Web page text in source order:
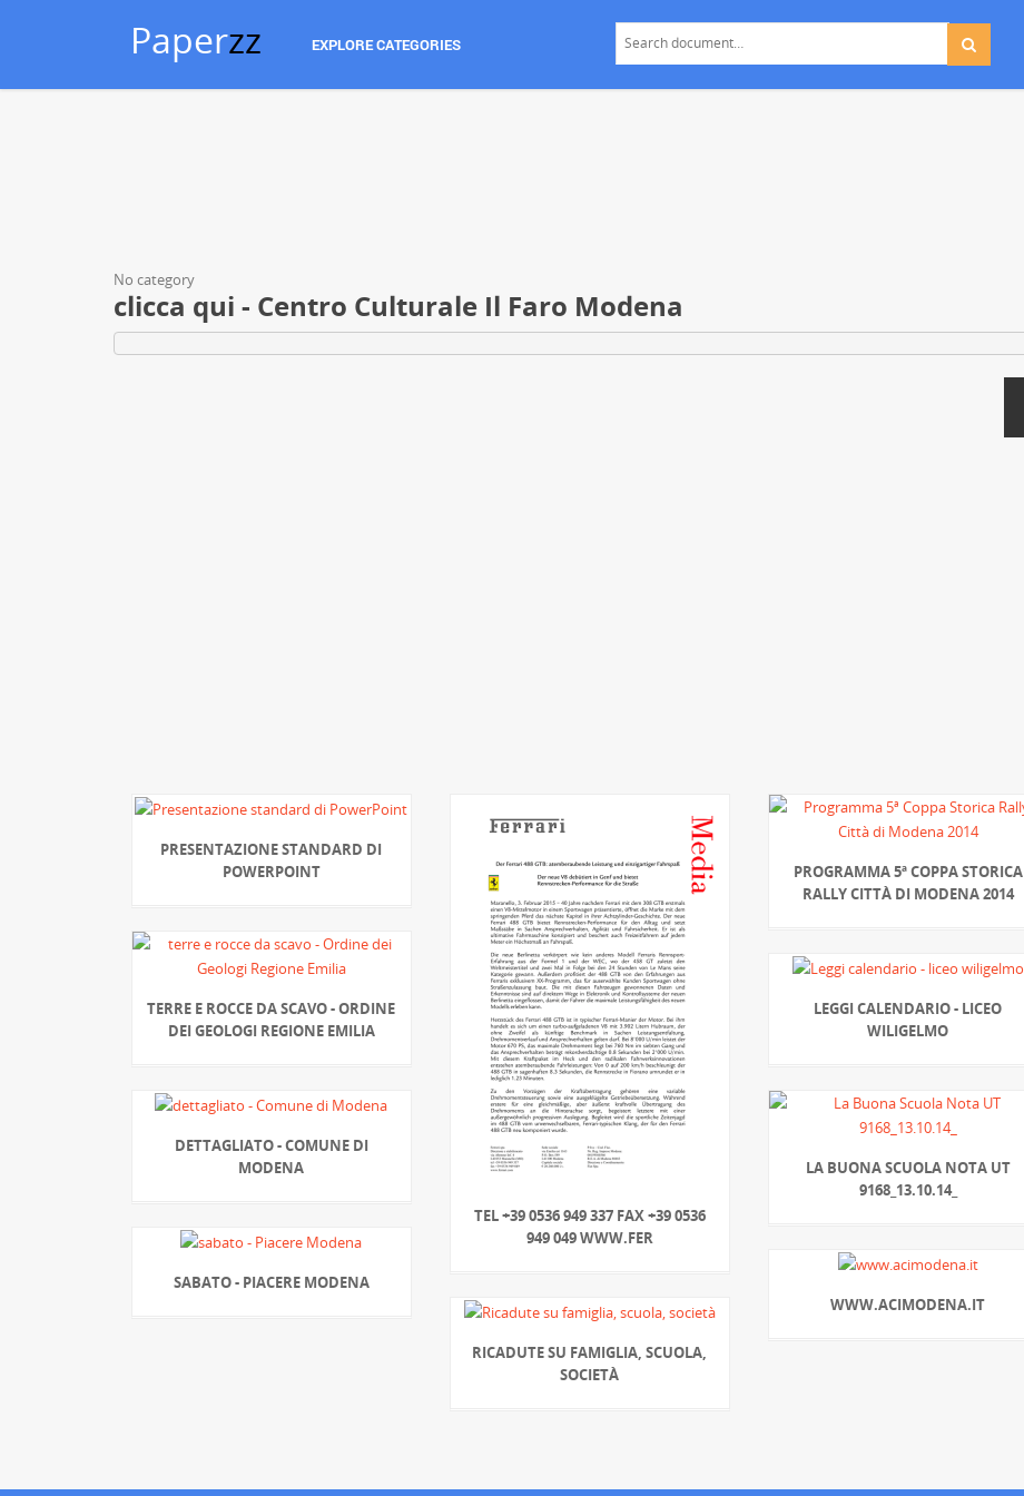
Paperzz EXPLORE CATEGORIES
No category
clicca qui - Centro Culturale Il Faro Modena
PRESENTAZIONE STANDARD DI
POWERPOINT
TEL +39 0536 949 337 FAX +39 0536
949 049 WWW.FER
PROGRAMMA 5ª COPPA STORICA
RALLY CITTÀ DI MODENA 2014
TERRE E ROCCE DA SCAVO - ORDINE
DEI GEOLOGI REGIONE EMILIA
LEGGI CALENDARIO - LICEO
WILIGELMO
DETTAGLIATO - COMUNE DI
MODENA
LA BUONA SCUOLA NOTA UT
9168_13.10.14_
SABATO - PIACERE MODENA
WWW.ACIMODENA.IT
RICADUTE SU FAMIGLIA, SCUOLA,
SOCIETÀ